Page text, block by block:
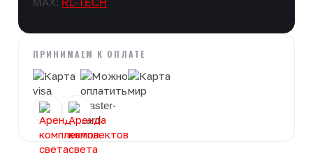
MAX: RL-TECH
ПРИНИМАЕМ К ОПЛАТЕ